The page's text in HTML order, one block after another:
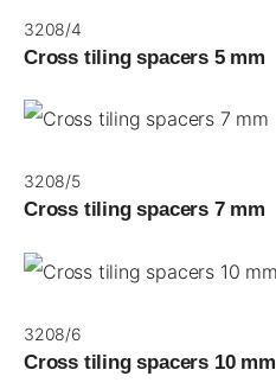
3208/4
Cross tiling spacers 5 mm
3208/5
Cross tiling spacers 7 mm
3208/6
Cross tiling spacers 10 mm